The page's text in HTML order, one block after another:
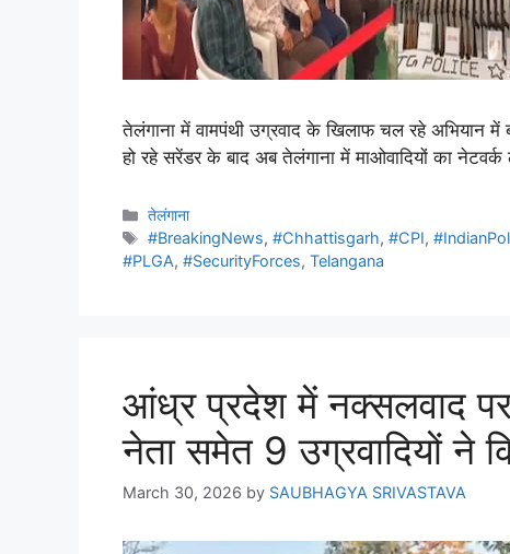
तेलंगाना में वामपंथी उग्रवाद के खिलाफ चल रहे अभियान में
हो रहे सरेंडर के बाद अब तेलंगाना में माओवादियों का
तेलंगाना
#BreakingNews,#Chhattisgarh,#CPI,
#PLGA, #SecurityForces, Telangana
आंध्र प्रदेश में नक्सलवाद
नेता समेत 9 उग्रवादियों ने
March 30, 2026 by SAUBHAGYA SRIVASTAVA